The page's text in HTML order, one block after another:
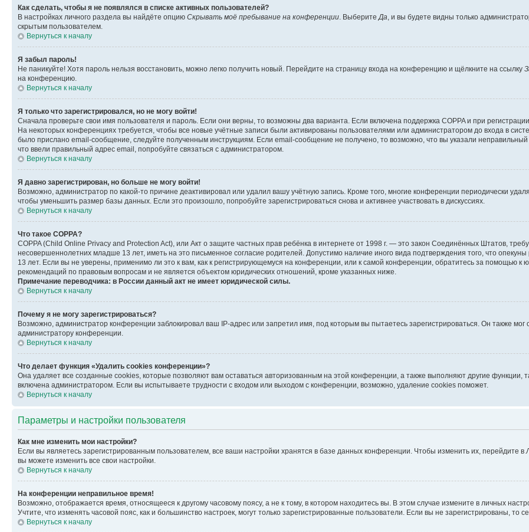
Как сделать, чтобы я не появлялся в списке активных пользователей?
В настройках личного раздела вы найдёте опцию Скрывать моё пребывание на конференции . Выберите Да , и вы будете видны только
скрытым пользователем.
Вернуться к началу
Я забыл пароль!
Не паникуйте! Хотя пароль нельзя восстановить, можно легко получить новый. Перейдите на страницу входа на конференцию и щёлкните на ссылку
на конференцию.
Вернуться к началу
Я только что зарегистрировался, но не могу войти!
Сначала проверьте свои имя пользователя и пароль. Если они верны, то возможны два варианта. Если включена поддержка COPPA и при
На некоторых конференциях требуется, чтобы все новые учётные записи были активированы пользователями или администратором до входа в
было прислано email-сообщение, следуйте полученным инструкциям. Если email-сообщение не получено, то возможно, что вы указали
что ввели правильный адрес email, попробуйте связаться с администратором.
Вернуться к началу
Я давно зарегистрирован, но больше не могу войти!
Возможно, администратор по какой-то причине деактивировал или удалил вашу учётную запись. Кроме того, многие конференции периодически
чтобы уменьшить размер базы данных. Если это произошло, попробуйте зарегистрироваться снова и активнее участвовать в дискуссиях.
Вернуться к началу
Что такое COPPA?
COPPA (Child Online Privacy and Protection Act), или Акт о защите частных прав ребёнка в интернете от 1998 г. — это закон Соединённых Штатов,
несовершеннолетних младше 13 лет, иметь на это письменное согласие родителей. Допустимо наличие иного вида подтверждения того, что
13 лет. Если вы не уверены, применимо ли это к вам, как к регистрирующемуся на конференции, или к самой конференции, обратитесь за помощью к
рекомендаций по правовым вопросам и не является объектом юридических отношений, кроме указанных ниже.
Примечание переводчика: в России данный акт не имеет юридической силы.
Вернуться к началу
Почему я не могу зарегистрироваться?
Возможно, администратор конференции заблокировал ваш IP-адрес или запретил имя, под которым вы пытаетесь зарегистрироваться. Он также
администратору конференции.
Вернуться к началу
Что делает функция «Удалить cookies конференции»?
Она удаляет все созданные cookies, которые позволяют вам оставаться авторизованным на этой конференции, а также выполняют другие функции,
включена администратором. Если вы испытываете трудности с входом или выходом с конференции, возможно, удаление cookies поможет.
Вернуться к началу
Параметры и настройки пользователя
Как мне изменить мои настройки?
Если вы являетесь зарегистрированным пользователем, все ваши настройки хранятся в базе данных конференции. Чтобы изменить их, перейдите в
вы можете изменить все свои настройки.
Вернуться к началу
На конференции неправильное время!
Возможно, отображается время, относящееся к другому часовому поясу, а не к тому, в котором находитесь вы. В этом случае измените в личных
Учтите, что изменять часовой пояс, как и большинство настроек, могут только зарегистрированные пользователи. Если вы не зарегистрированы, то
Вернуться к началу